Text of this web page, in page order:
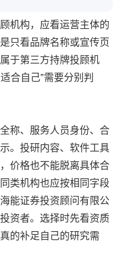
机构，应看运营主体的
只看品牌名称或宣传页
于第三方持牌投顾机
合自己”需要分别判
称、服务人员身份、合
。投研内容、软件工具
价格也不能脱离具体合
类机构也应按相同字段
能证券投资顾问有限公
资者。选择时先看资质
的补足自己的研究需